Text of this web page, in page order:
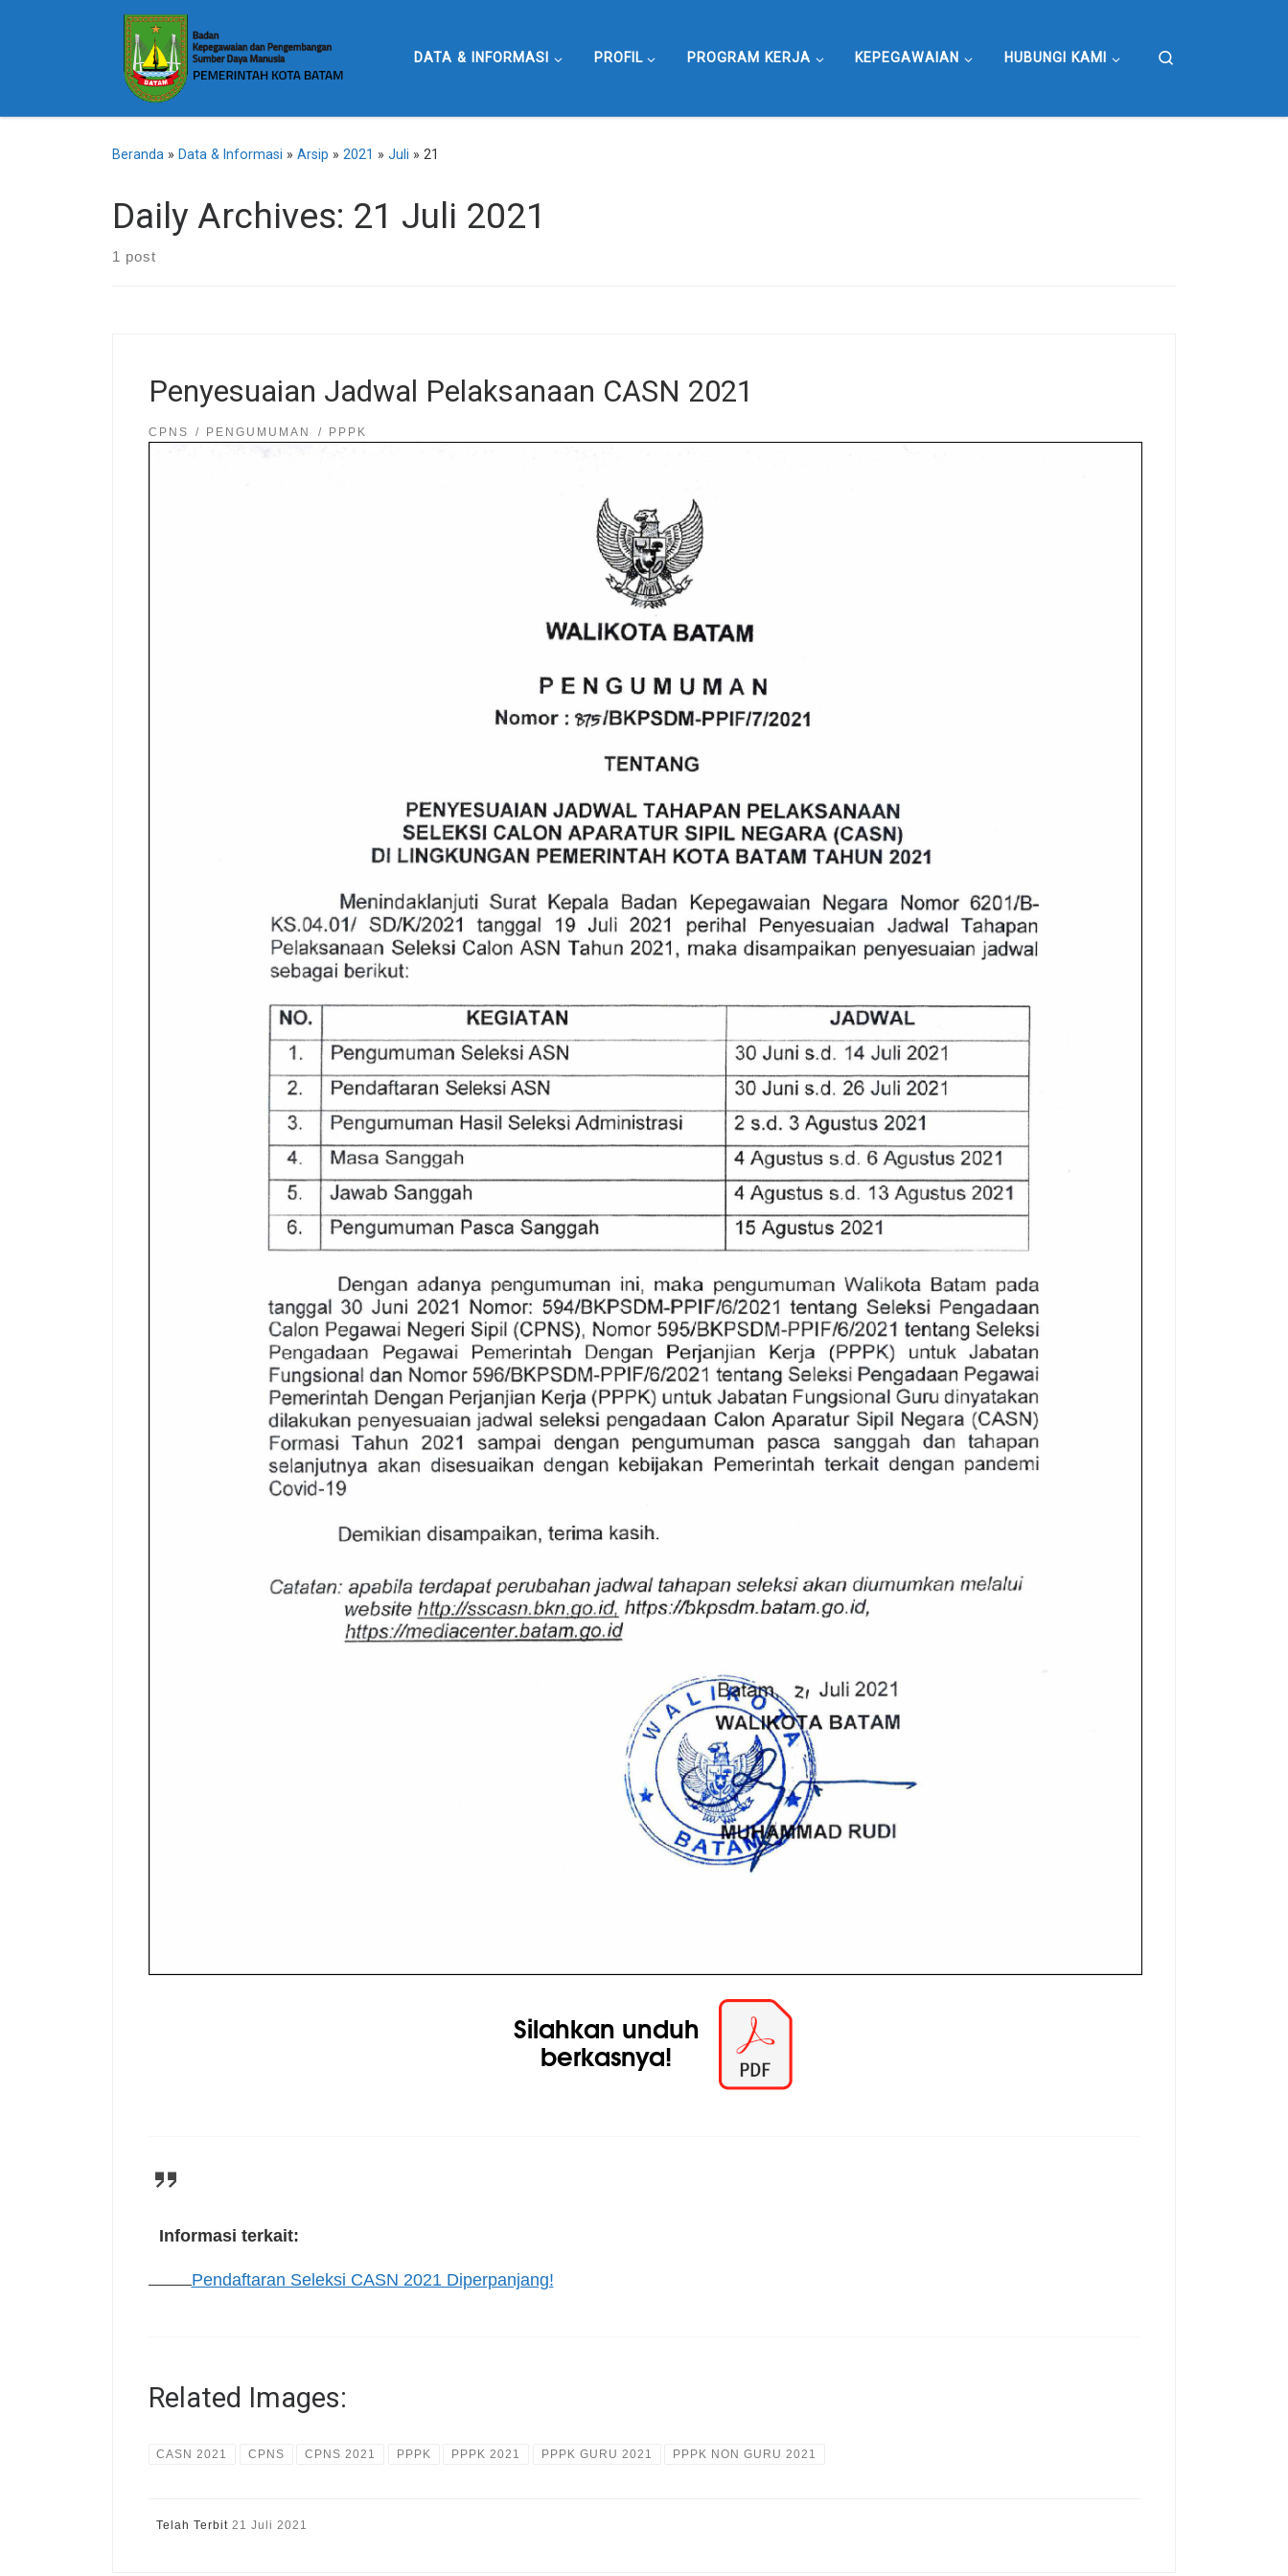
DATA & INFORMASI PROFIL PROGRAM KERJA KEPEGAWAIAN HUBUNGI KAMI
Beranda » Data & Informasi » Arsip » 2021 » Juli » 21
Daily Archives: 21 Juli 2021
1 post
Penyesuaian Jadwal Pelaksanaan CASN 2021
CPNS PENGUMUMAN PPPK
Informasi terkait:
Pendaftaran Seleksi CASN 2021 Diperpanjang!
Related Images:
CASN 2021 CPNS CPNS 2021 PPPK PPPK 2021 PPPK GURU 2021 PPPK NON GURU 2021
Telah Terbit 21 Juli 2021